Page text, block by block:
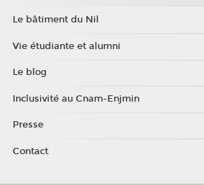
Le bâtiment du Nil
Vie étudiante et alumni
Le blog
Inclusivité au Cnam-Enjmin
Presse
Contact